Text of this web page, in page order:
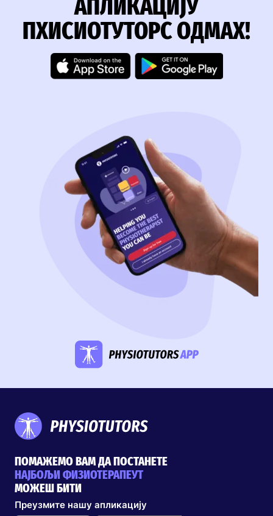
АПЛИКАЦИЈУ
ПХИСИОТУТОРС ОДМАХ!
ПОМАЖЕМО ВАМ ДА ПОСТАНЕТЕ
НАЈБОЉИ ФИЗИОТЕРАПЕУТ
МОЖЕШ БИТИ
Преузмите нашу апликацију